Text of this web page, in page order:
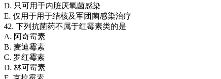
D. 只可用于内脏厌氧菌感染
E. 仅用于用于结核及军团菌感染治疗
42. 下列抗菌药不属于红霉素类的是
A. 阿奇霉素
B. 麦迪霉素
C. 罗红霉素
D. 林可霉素